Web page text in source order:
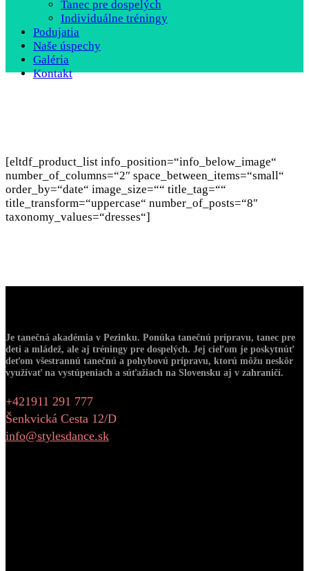
Tanec pre dospelých
Individuálne tréningy
Podujatia
Naše úspechy
Galéria
Kontakt
[eltdf_product_list info_position=“info_below_image“
number_of_columns=“2″ space_between_items=“small“
order_by=“date“ image_size=““ title_tag=““
title_transform=“uppercase“ number_of_posts=“8″
taxonomy_values=“dresses“]
Je tanečná akadémia v Pezinku. Ponúka tanečnú prípravu, tanec pre
deti a mládež, ale aj tréningy pre dospelých. Jej cieľom je poskytnúť
deťom všestrannú tanečnú a pohybovú prípravu, ktorú môžu neskôr
využívať na vystúpeniach a súťažiach na Slovensku aj v zahraničí.
+421911 291 777
Šenkvická Cesta 12/D
info@stylesdance.sk